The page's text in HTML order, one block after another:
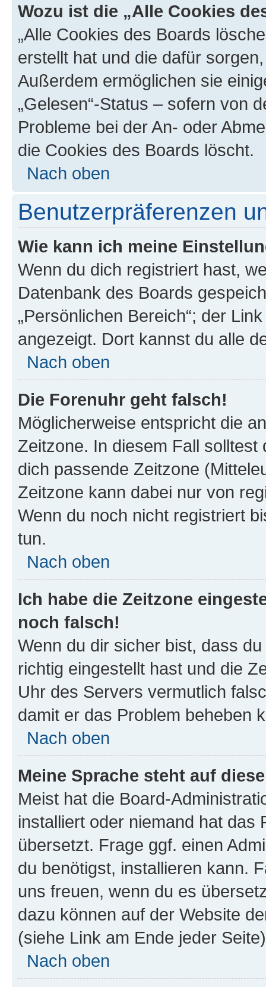
Wozu ist die „Alle Cookies
„Alle Cookies des Boards
erstellt hat und die dafür
Außerdem ermöglichen sie
„Gelesen“-Status – sofern von
Probleme bei der An- oder
die Cookies des Boards löscht.
Nach oben
Benutzerpräferenzen
Wie kann ich meine
Wenn du dich registriert hast,
Datenbank des Boards
„Persönlichen Bereich“; der
angezeigt. Dort kannst du alle
Nach oben
Die Forenuhr geht falsch!
Möglicherweise entspricht die
Zeitzone. In diesem Fall solltest
dich passende Zeitzone
Zeitzone kann dabei nur von
Wenn du noch nicht registriert
tun.
Nach oben
Ich habe die Zeitzone
noch falsch!
Wenn du dir sicher bist, dass
richtig eingestellt hast und die
Uhr des Servers vermutlich
damit er das Problem beheben
Nach oben
Meine Sprache steht auf
Meist hat die Board-
installiert oder niemand hat das
übersetzt. Frage ggf. einen
du benötigst, installieren kann.
uns freuen, wenn du es
dazu können auf der Website
(siehe Link am Ende jeder
Nach oben